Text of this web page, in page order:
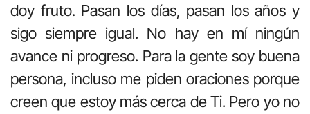
doy fruto. Pasan los días, pasan los años y
sigo siempre igual. No hay en mí ningún
avance ni progreso. Para la gente soy buena
persona, incluso me piden oraciones porque
creen que estoy más cerca de Ti. Pero yo no